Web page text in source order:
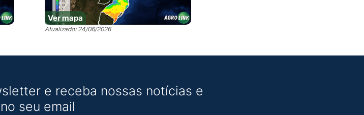
Ver mapa
Atualizado: 24/06/2026
e receba nossas notícias e
seu email